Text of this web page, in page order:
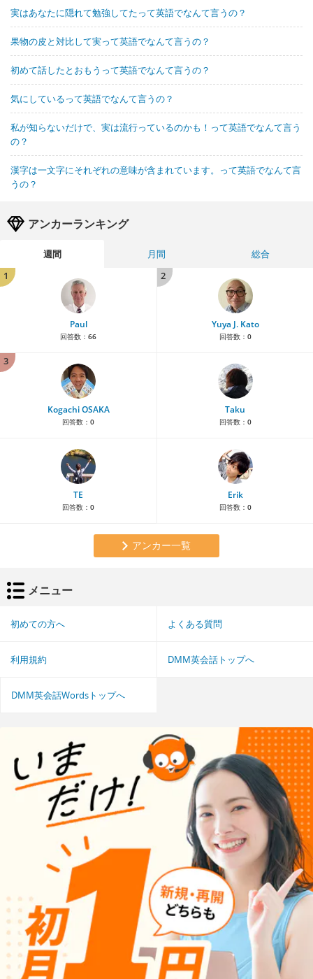
実はあなたに隠れて勉強してたって英語でなんて言うの？
果物の皮と対比して実って英語でなんて言うの？
初めて話したとおもうって英語でなんて言うの？
気にしているって英語でなんて言うの？
私が知らないだけで、実は流行っているのかも！って英語でなんて言う
の？
漢字は一文字にそれぞれの意味が含まれています。って英語でなんて言
うの？
アンカーランキング
週間 月間
総合
1
Paul
回答数： 66
2
Yuya J. Kato
回答数： 0
3
Kogachi OSAKA
回答数： 0
Taku
回答数： 0
TE
回答数： 0
Erik
回答数： 0
アンカー一覧
メニュー
初めての方へ よくある質問
利用規約 DMM英会話トップへ
DMM英会話Wordsトップへ